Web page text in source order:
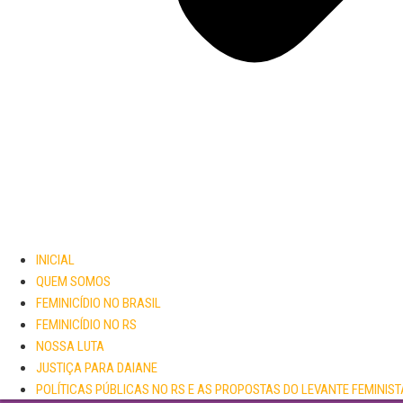
INICIAL
QUEM SOMOS
FEMINICÍDIO NO BRASIL
FEMINICÍDIO NO RS
NOSSA LUTA
JUSTIÇA PARA DAIANE
POLÍTICAS PÚBLICAS NO RS E AS PROPOSTAS DO LEVANTE